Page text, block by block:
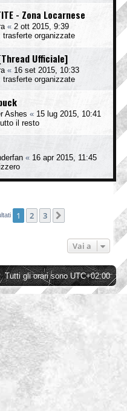
- Zona Locarnese
« 2 ott 2015, 9:39
organizzate
Ufficiale]
« 16 set 2015, 10:33
organizzate
Ashes « 15 lug 2015, 10:41
il resto
« 16 apr 2015, 11:45
1 2 3
Vai a
Tutti gli orari sonoUTC+02:00